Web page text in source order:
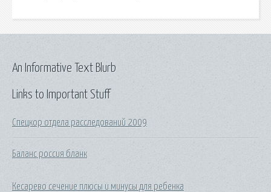
Links to Important Stuff
Спецкор отдела расследований 2009
Баланс россия бланк
Кесарево сечение плюсы и минусы для ребенка
An Informative Text Blurb